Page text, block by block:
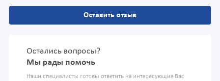
Оставить отзыв
Остались вопросы?
Мы рады помочь
Наши специалисты готовы ответить на интересующие Вас